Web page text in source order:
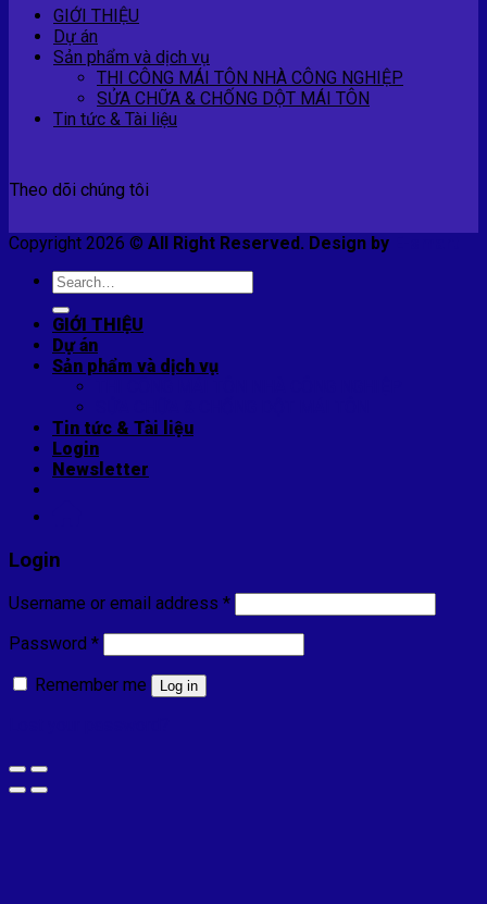
GIỚI THIỆU
Dự án
Sản phẩm và dịch vụ
THI CÔNG MÁI TÔN NHÀ CÔNG NGHIỆP
SỬA CHỮA & CHỐNG DỘT MÁI TÔN
Tin tức & Tài liệu
Theo dõi chúng tôi
Copyright 2026 © All Right Reserved. Design by
Search
GIỚI THIỆU
Dự án
Sản phẩm và dịch vụ
Tin tức & Tài liệu
Login
Newsletter
Login
Username or email address *
Password *
Remember me
Log in